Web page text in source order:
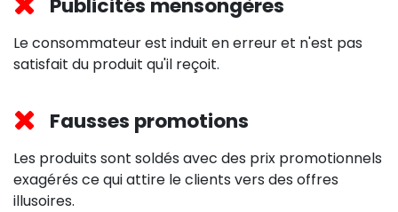
Publicités mensongères
Le consommateur est induit en erreur et n'est pas
satisfait du produit qu'il reçoit.
Fausses promotions
Les produits sont soldés avec des prix promotionnels
exagérés ce qui attire le clients vers des offres
illusoires.